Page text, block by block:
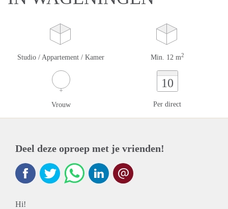
Studio / Appartement / Kamer Min. 12 m2
Vrouw
10
Per direct
Deel deze oproep met je vrienden!
Hi!